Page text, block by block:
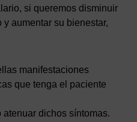
si queremos disminuir
aumentar su bienestar,
manifestaciones
que tenga el paciente
dichos síntomas.